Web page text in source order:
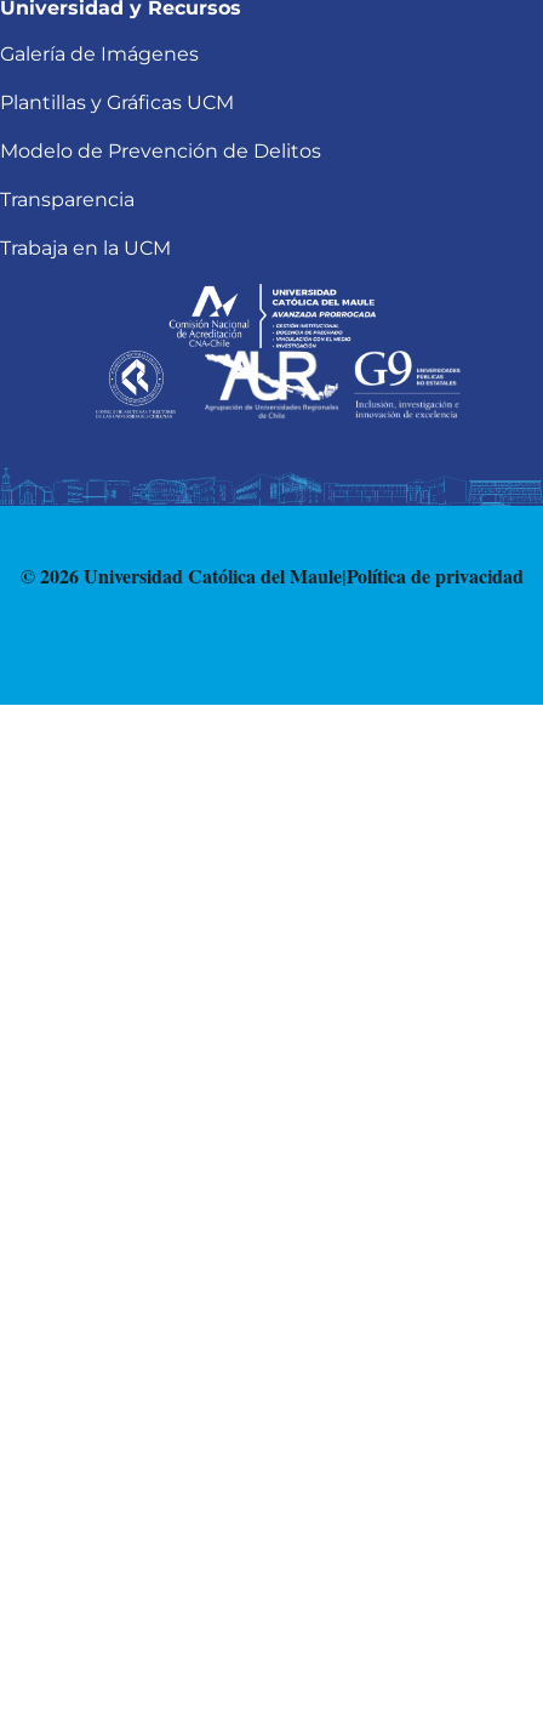
Universidad y Recursos
Galería de Imágenes
Plantillas y Gráficas UCM
Modelo de Prevención de Delitos
Transparencia
Trabaja en la UCM
© 2026 Universidad Católica del Maule|Política de privacidad